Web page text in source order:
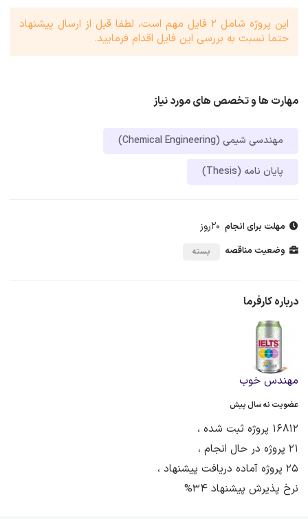
این پروژه شامل 2 فایل مهم است، لطفا قبل از ارسال پیشنهاد
حتما نسبت به بررسی این فایل اقدام فرمایید.
مهارت ها و تخصص های مورد نیاز
مهندسی شیمی (Chemical Engineering)
پایان نامه (Thesis)
مهلت برای انجام 20روز
وضعیت مناقصه بسته
درباره کارفرما
مهندس خوب
عضویت نه سال پیش
16812 پروژه ثبت شده ،
21 پروژه در حال انجام ،
25 پروژه آماده دریافت پیشنهاد ،
نرخ پذیرش پیشنهاد 34%